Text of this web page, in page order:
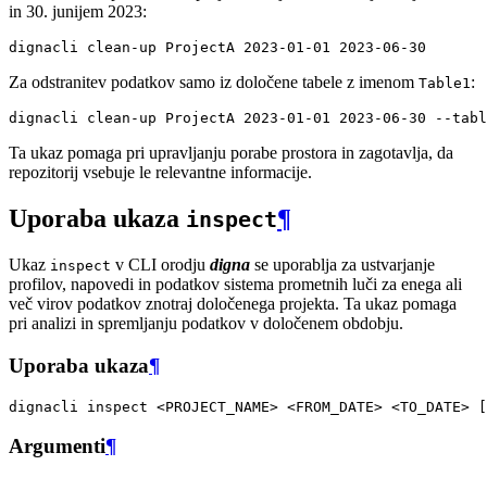
in 30. junijem 2023:
dignacli clean-up ProjectA 2023 -01-01 2023
Za odstranitev podatkov samo iz določene tabele z imenom Table1:
dignacli clean-up ProjectA 2023 -01-01 2023 -06-30 --
Ta ukaz pomaga pri upravljanju porabe prostora in zagotavlja, da
repozitorij vsebuje le relevantne informacije.
Uporaba ukaza inspect¶
Ukaz inspect v CLI orodju digna se uporablja za ustvarjanje
profilov, napovedi in podatkov sistema prometnih luči za enega ali
več virov podatkov znotraj določenega projekta. Ta ukaz pomaga
pri analizi in spremljanju podatkov v določenem obdobju.
Uporaba ukaza¶
dignacli inspect <PROJECT_NAME> <FROM_DATE> <TO_DATE> [
Argumenti¶